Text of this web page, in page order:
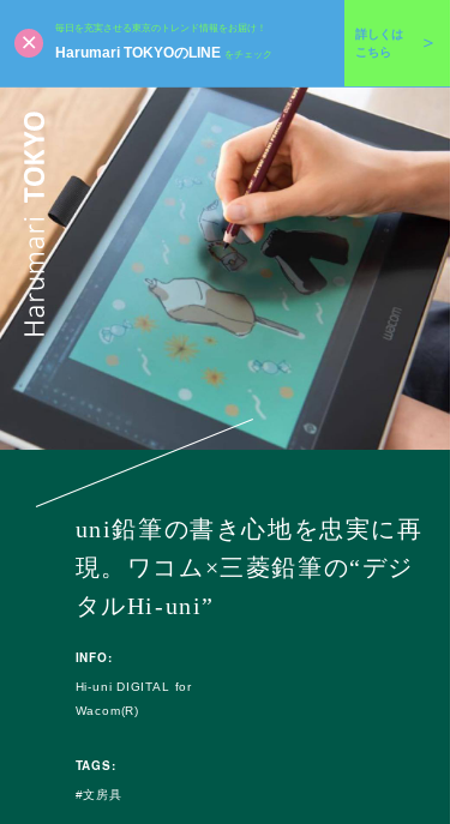
毎日を充実させる東京のトレンド情報をお届け！
Harumari TOKYOのLINE をチェック
詳しくは
こちら
uni鉛筆の書き心地を忠実に再
現。ワコム×三菱鉛筆の“デジ
タルHi-uni”
INFO:
Hi-uni DIGITAL for
Wacom(R)
TAGS:
文房具